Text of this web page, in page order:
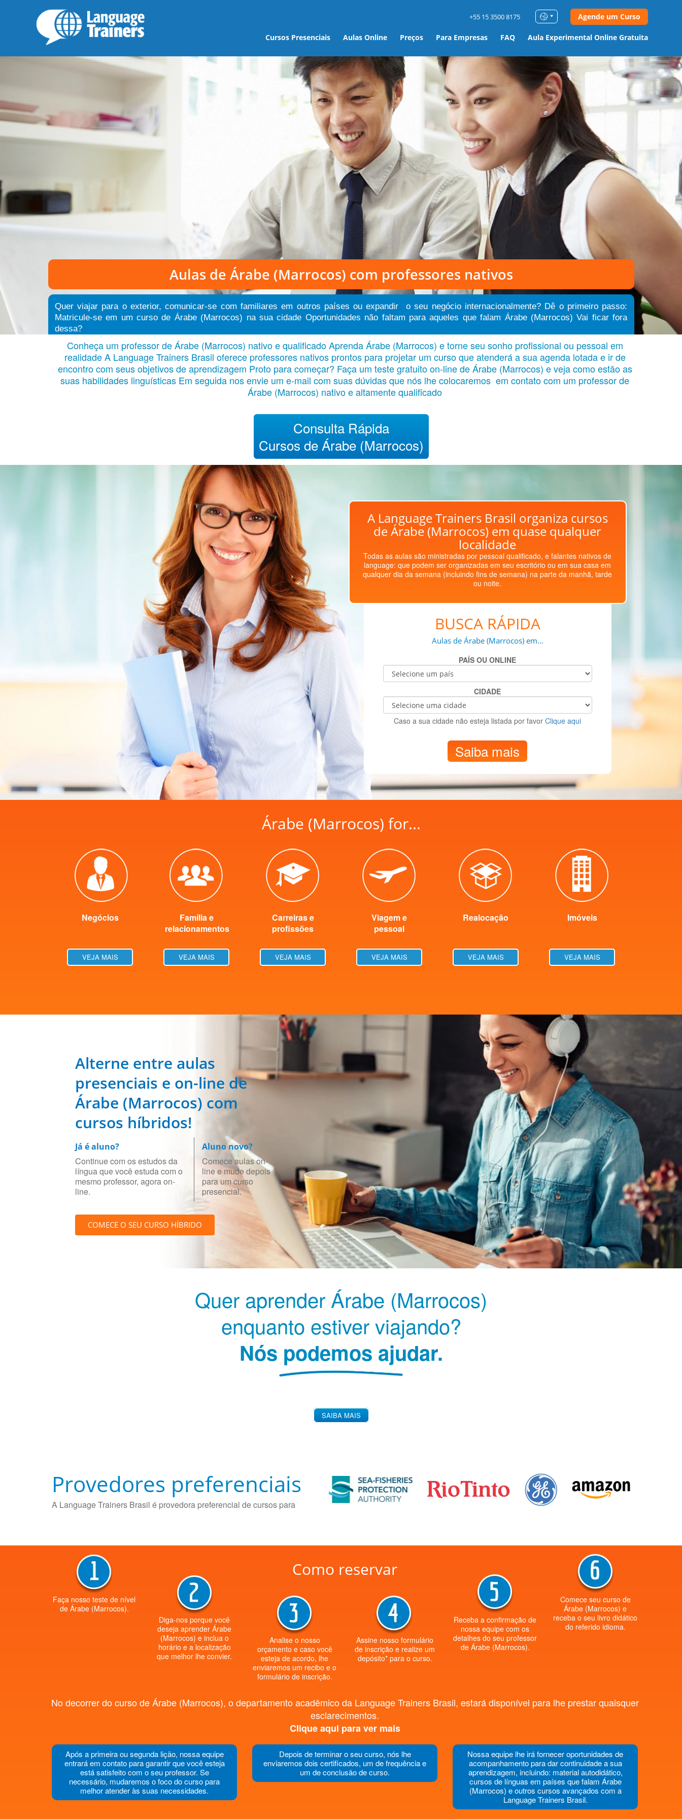
Cursos Presenciais Aulas Online Preços Para Empresas FAQ Aula Experimental Online Gratuita
+55 15 3500 8175 Agende um Curso
Aulas de Árabe (Marrocos) com professores nativos
Quer viajar para o exterior, comunicar-se com familiares em outros países ou expandir o seu negócio internacionalmente? Dê o primeiro passo:
Matricule-se em um curso de Árabe (Marrocos) na sua cidade Oportunidades não faltam para aqueles que falam Árabe (Marrocos) Vai ficar fora
dessa?
Conheça um professor de Árabe (Marrocos) nativo e qualificado Aprenda Árabe (Marrocos) e torne seu sonho profissional ou pessoal em
realidade A Language Trainers Brasil oferece professores nativos prontos para projetar um curso que atenderá a sua agenda lotada e ir de
encontro com seus objetivos de aprendizagem Proto para começar? Faça um teste gratuito on-line de Árabe (Marrocos) e veja como estão as
suas habilidades linguísticas Em seguida nos envie um e-mail com suas dúvidas que nós lhe colocaremos em contato com um professor de
Árabe (Marrocos) nativo e altamente qualificado
Consulta Rápida
Cursos de Árabe (Marrocos)
A Language Trainers Brasil organiza cursos
de Árabe (Marrocos) em quase qualquer
localidade
Todas as aulas são ministradas por pessoal qualificado, e falantes nativos de
language: que podem ser organizadas em seu escritório ou em sua casa em
qualquer dia da semana (incluindo fins de semana) na parte da manhã, tarde
ou noite.
BUSCA RÁPIDA
Aulas de Árabe (Marrocos) em...
PAÍS OU ONLINE
CIDADE
Caso a sua cidade não esteja listada por favorClique aqui
Saiba mais
Árabe (Marrocos) for...
Negócios
VEJA MAIS
Família e
relacionamentos
VEJA MAIS
Carreiras e
profissões
VEJA MAIS
Viagem e
pessoal
VEJA MAIS
Realocação
VEJA MAIS
Imóveis
VEJA MAIS
Alterne entre aulas
presenciais e on-line de
Árabe (Marrocos) com
cursos híbridos!
Já é aluno?
Continue com os estudos da
língua que você estuda com o
mesmo professor, agora on-
line.
Aluno novo?
Comece aulas on-
line e mude depois
para um curso
presencial.
COMECE O SEU CURSO HÍBRIDO
Quer aprender Árabe (Marrocos)
enquanto estiver viajando?
Nós podemos ajudar.
SAIBA MAIS
Provedores preferenciais
A Language Trainers Brasil é provedora preferencial de cursos para
Como reservar
Faça nosso teste de nível
de Árabe (Marrocos).
Diga-nos porque você
deseja aprender Árabe
(Marrocos) e inclua o
horário e a localização
que melhor lhe convier.
Analise o nosso
orçamento e caso você
esteja de acordo, lhe
enviaremos um recibo e o
formulário de inscrição.
Assine nosso formulário
de inscrição e realize um
depósito* para o curso.
Receba a confirmação de
nossa equipe com os
detalhes do seu professor
de Árabe (Marrocos).
Comece seu curso de
Árabe (Marrocos) e
receba o seu livro didático
do referido idioma.
No decorrer do curso de Árabe (Marrocos), o departamento acadêmico da Language Trainers Brasil, estará disponível para lhe prestar quaisquer
esclarecimentos.
Clique aqui para ver mais
Após a primeira ou segunda lição, nossa equipe
entrará em contato para garantir que você esteja
está satisfeito com o seu professor. Se
necessário, mudaremos o foco do curso para
melhor atender às suas necessidades.
Depois de terminar o seu curso, nós lhe
enviaremos dois certificados, um de frequência e
um de conclusão de curso.
Nossa equipe lhe irá fornecer oportunidades de
acompanhamento para dar continuidade a sua
aprendizagem, incluindo: material autodidático,
cursos de línguas em países que falam Árabe
(Marrocos) e outros cursos avançados com a
Language Trainers Brasil.